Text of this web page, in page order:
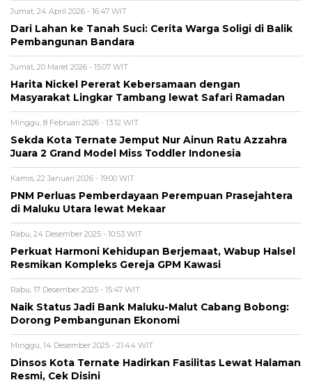
Jumat, 24 April 2026 - 16:47 WIT
Dari Lahan ke Tanah Suci: Cerita Warga Soligi di Balik
Pembangunan Bandara
Jumat, 20 Maret 2026 - 15:07 WIT
Harita Nickel Pererat Kebersamaan dengan
Masyarakat Lingkar Tambang lewat Safari Ramadan
Minggu, 8 Februari 2026 - 13:12 WIT
Sekda Kota Ternate Jemput Nur Ainun Ratu Azzahra
Juara 2 Grand Model Miss Toddler Indonesia
Kamis, 22 Januari 2026 - 19:00 WIT
PNM Perluas Pemberdayaan Perempuan Prasejahtera
di Maluku Utara lewat Mekaar
Rabu, 24 Desember 2025 - 10:53 WIT
Perkuat Harmoni Kehidupan Berjemaat, Wabup Halsel
Resmikan Kompleks Gereja GPM Kawasi
Rabu, 17 Desember 2025 - 15:47 WIT
Naik Status Jadi Bank Maluku-Malut Cabang Bobong:
Dorong Pembangunan Ekonomi
Minggu, 14 Desember 2025 - 21:44 WIT
Dinsos Kota Ternate Hadirkan Fasilitas Lewat Halaman
Resmi, Cek Disini